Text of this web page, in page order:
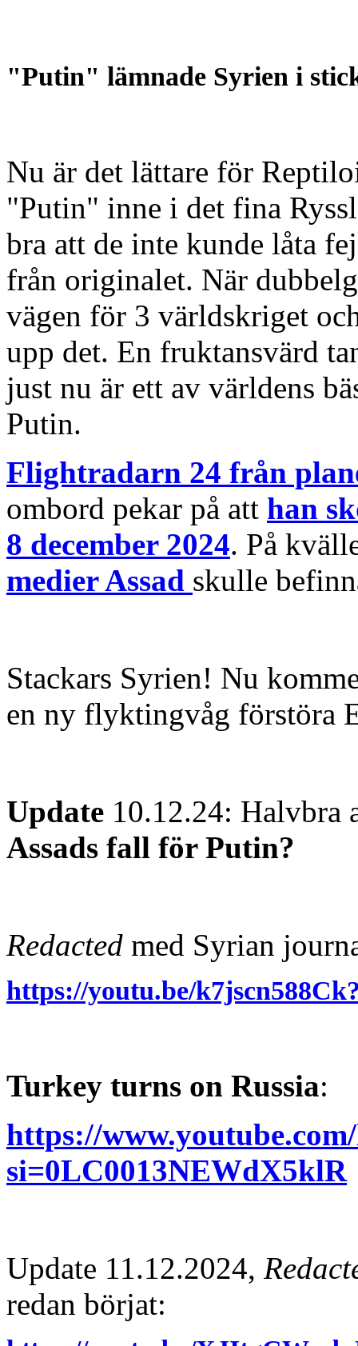
"Putin" lämnade Syrien i
Nu är det lättare för
"Putin" inne i det fina
bra att de inte kunde låta
från originalet. När
vägen för 3 världskriget
upp det. En fruktansvärd
just nu är ett av världens
Putin.
Flightradarn 24 från
ombord pekar på att han
8 december 2024. På
medier Assad skulle
Stackars Syrien! Nu
en ny flyktingvåg förstöra
Update 10.12.24: Halvbra
Assads fall för Putin?
Redacted med Syrian
https://youtu.be/
Turkey turns on Russia:
https://
si=0LC0013NEWdX5klR
Update 11.12.2024,
redan börjat: